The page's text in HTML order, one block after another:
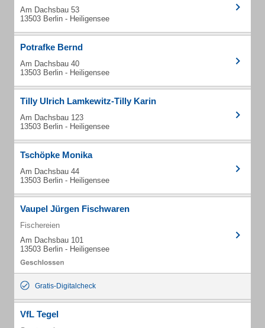
Am Dachsbau 53
13503 Berlin - Heiligensee
Potrafke Bernd
Am Dachsbau 40
13503 Berlin - Heiligensee
Tilly Ulrich Lamkewitz-Tilly Karin
Am Dachsbau 123
13503 Berlin - Heiligensee
Tschöpke Monika
Am Dachsbau 44
13503 Berlin - Heiligensee
Vaupel Jürgen Fischwaren
Fischereien
Am Dachsbau 101
13503 Berlin - Heiligensee
Gratis-Digitalcheck
VfL Tegel